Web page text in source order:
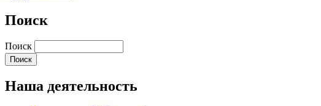
Поиск
Поиск
Наша деятельность